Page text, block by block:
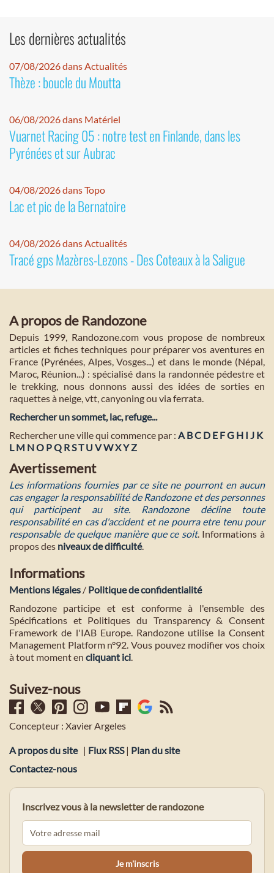
Les dernières actualités
07/08/2026 dans Actualités
Thèze : boucle du Moutta
06/08/2026 dans Matériel
Vuarnet Racing 05 : notre test en Finlande, dans les
Pyrénées et sur Aubrac
04/08/2026 dans Topo
Lac et pic de la Bernatoire
04/08/2026 dans Actualités
Tracé gps Mazères-Lezons - Des Coteaux à la Saligue
A propos de Randozone
Depuis 1999, Randozone.com vous propose de nombreux
articles et fiches techniques pour préparer vos aventures en
France (Pyrénées, Alpes, Vosges...) et dans le monde (Népal,
Maroc, Réunion...) : spécialisé dans la randonnée pédestre et
le trekking, nous donnons aussi des idées de sorties en
raquettes à neige, vtt, canyoning ou via ferrata.
Rechercher un sommet, lac, refuge...
Rechercher une ville qui commence par : A BC D E FG H I J K
L M NO PQ RST U VWXYZ
Avertissement
Les informations fournies par ce site ne pourront en aucun
cas engager la responsabilité de Randozone et des personnes
qui participent au site. Randozone décline toute
responsabilité en cas d'accident et ne pourra etre tenu pour
responsable de quelque manière que ce soit. Informations à
propos des niveaux de difficulté.
Informations
Mentions légales / Politique de confidentialité
Randozone participe et est conforme à l'ensemble des
Spécifications et Politiques du Transparency & Consent
Framework de l'IAB Europe. Randozone utilise la Consent
Management Platform n°92. Vous pouvez modifier vos choix
à tout moment en cliquant ici.
Suivez-nous
Concepteur : Xavier Argeles
A propos du site | Flux RSS| Plan du site
Contactez-nous
Inscrivez vous à la newsletter de randozone